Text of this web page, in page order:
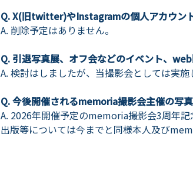
Q. X(旧twitter)やInstagramの個人アカウン
A. 削除予定はありません。
Q. 引退写真展、オフ会などのイベント、
A. 検討はしましたが、当撮影会としては実施
Q. 今後開催されるmemoria撮影会主催の写
A. 2026年開催予定のmemoria撮影会3周年
出版等については今までと同様本人及び